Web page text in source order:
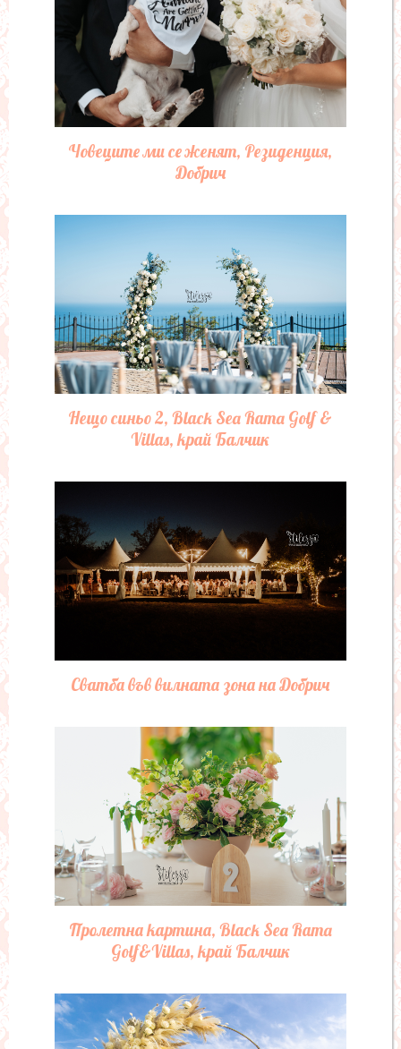
Човеците ми се женят, Резиденция,
Добрич
Нещо синьо 2, Black Sea Rama Golf &
Villas, край Балчик
Сватба във вилната зона на Добрич
Пролетна картина, Black Sea Rama
Golf&Villas, край Балчик